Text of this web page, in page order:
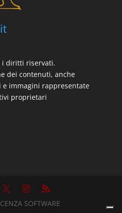
i diritti riservati.
dei contenuti, anche
e immagini rappresentate
proprietari
SOFTWARE